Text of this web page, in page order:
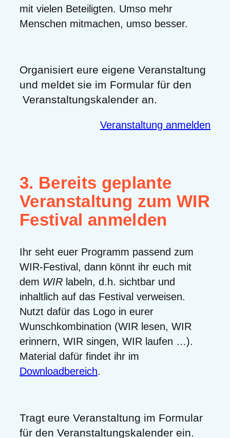
mit vielen Beteiligten. Umso mehr
Menschen mitmachen, umso besser.
Organisiert eure eigene Veranstaltung
und meldet sie im Formular für den
Veranstaltungskalender an.
Veranstaltung anmelden
3. Bereits geplante
Veranstaltung zum WIR
Festival anmelden
Ihr seht euer Programm passend zum
WIR-Festival, dann könnt ihr euch mit
dem WIR labeln, d.h. sichtbar und
inhaltlich auf das Festival verweisen.
Nutzt dafür das Logo in eurer
Wunschkombination (WIR lesen, WIR
erinnern, WIR singen, WIR laufen …).
Material dafür findet ihr im
Downloadbereich.
Tragt eure Veranstaltung im Formular
für den Veranstaltungskalender ein.